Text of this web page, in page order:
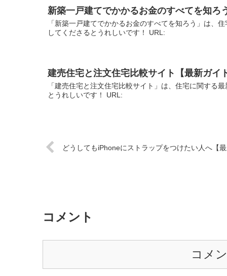
新築一戸建てでかかるお金のすべてを知ろ
「新築一戸建てでかかるお金のすべてを知ろう」は、
してくださるとうれしいです！ URL:
建売住宅と注文住宅比較サイト【最新ガイド
「建売住宅と注文住宅比較サイト」は、住宅に関する
とうれしいです！ URL:
どうしてもiPhoneにストラップをつけたい人へ【最
コメント
コメ